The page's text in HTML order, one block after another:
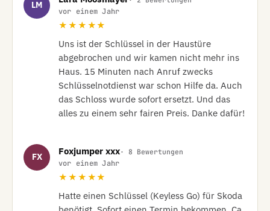
LM
vor einem Jahr
★★★★★
Uns ist der Schlüssel in der Haustüre
abgebrochen und wir kamen nicht mehr ins
Haus. 15 Minuten nach Anruf zwecks
Schlüsselnotdienst war schon Hilfe da. Auch
das Schloss wurde sofort ersetzt. Und das
alles zu einem sehr fairen Preis. Danke dafür!
FX
Foxjumper xxx· 8 Bewertungen
vor einem Jahr
★★★★★
Hatte einen Schlüssel (Keyless Go) für Skoda